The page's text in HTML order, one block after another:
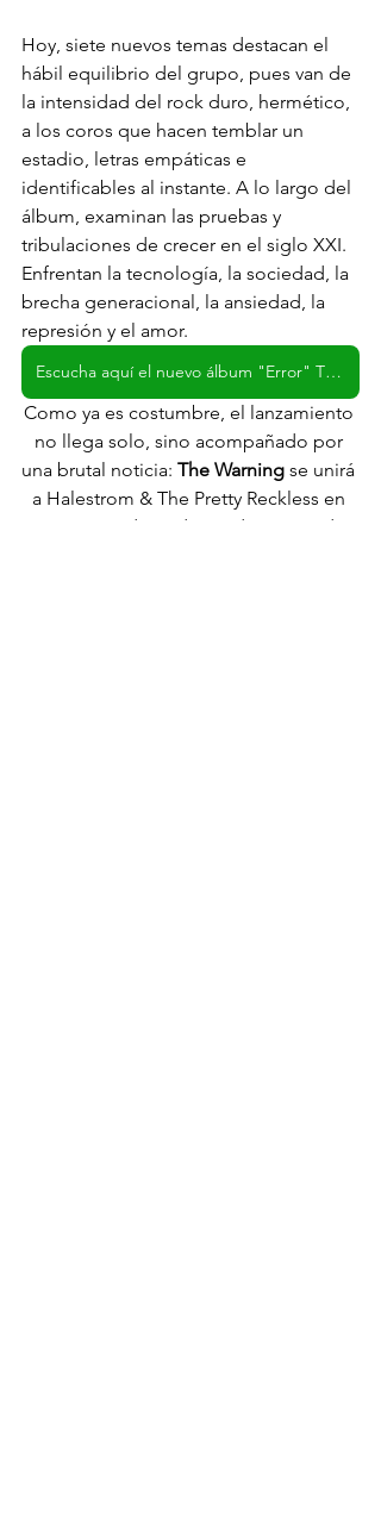
Hoy, siete nuevos temas destacan el
hábil equilibrio del grupo, pues van de
la intensidad del rock duro, hermético,
a los coros que hacen temblar un
estadio, letras empáticas e
identificables al instante. A lo largo del
álbum, examinan las pruebas y
tribulaciones de crecer en el siglo XXI.
Enfrentan la tecnología, la sociedad, la
brecha generacional, la ansiedad, la
represión y el amor.
Escucha aquí el nuevo álbum "Error" The Warning
Como ya es costumbre, el lanzamiento
no llega solo, sino acompañado por
una brutal noticia: The Warning se unirá
a Halestrom & The Pretty Reckless en
su gira estadounidense de verano de